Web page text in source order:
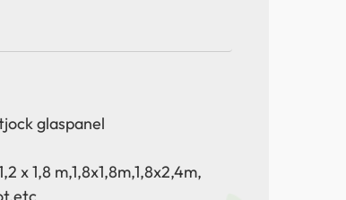
glaspanel
x 1,8 m,1,8x1,8m,1,8x2,4m,